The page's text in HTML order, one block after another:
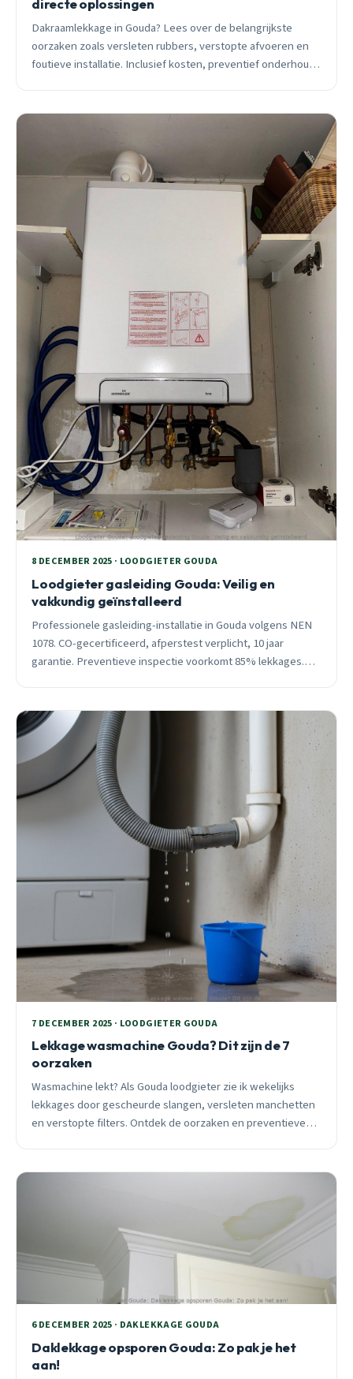
directe oplossingen
Dakraamlekkage in Gouda? Lees over de belangrijkste
oorzaken zoals versleten rubbers, verstopte afvoeren en
foutieve installatie. Inclusief kosten, preventief onderhoud
8 DECEMBER 2025 · LOODGIETER GOUDA
Loodgieter gasleiding Gouda: Veilig en
vakkundig geïnstalleerd
Professionele gasleiding-installatie in Gouda volgens NEN
1078. CO-gecertificeerd, afperstest verplicht, 10 jaar
garantie. Preventieve inspectie voorkomt 85% lekkages.
7 DECEMBER 2025 · LOODGIETER GOUDA
Lekkage wasmachine Gouda? Dit zijn de 7
oorzaken
Wasmachine lekt? Als Gouda loodgieter zie ik wekelijks
lekkages door gescheurde slangen, versleten manchetten
en verstopte filters. Ontdek de oorzaken en preventieve
6 DECEMBER 2025 · DAKLEKKAGE GOUDA
Daklekkage opsporen Gouda: Zo pak je het
aan!